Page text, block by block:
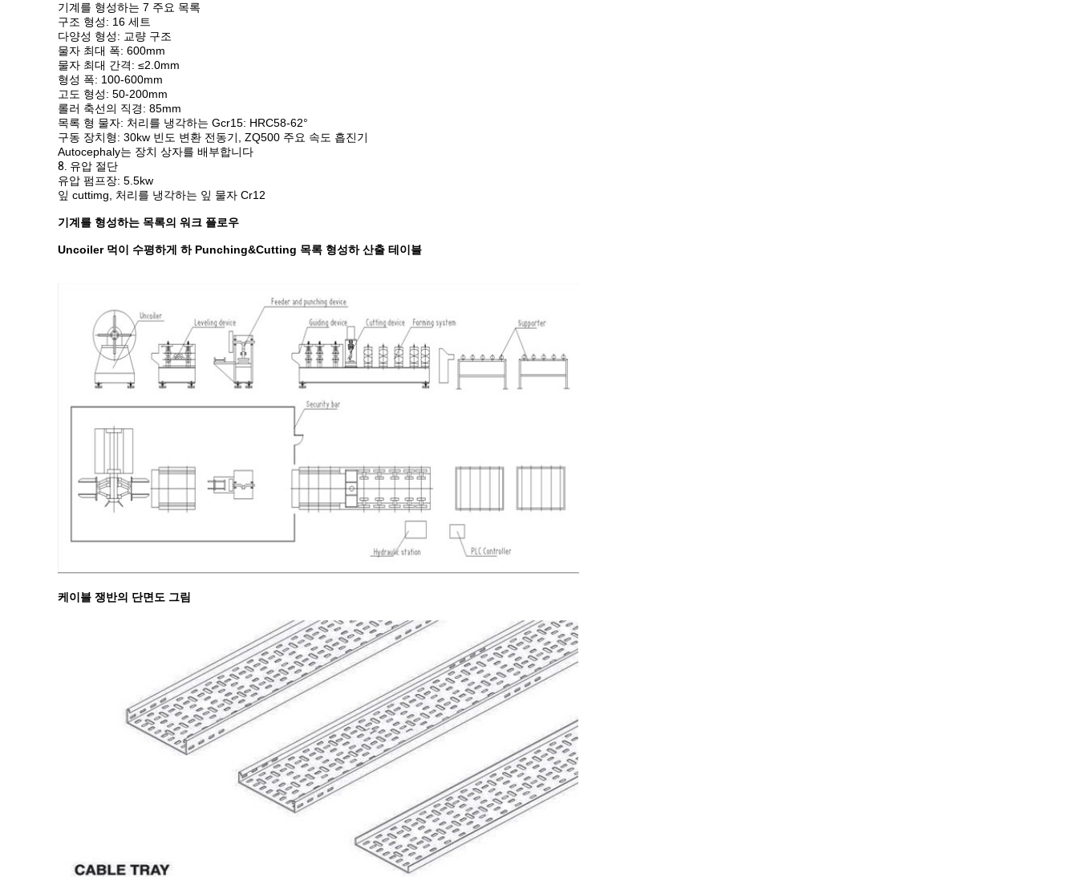
기계를 형성하는 7 주요 목록
구조 형성: 16 세트
다양성 형성: 교량 구조
물자 최대 폭: 600mm
물자 최대 간격: ≤2.0mm
형성 폭: 100-600mm
고도 형성: 50-200mm
롤러 축선의 직경: 85mm
목록 형 물자: 처리를 냉각하는 Gcr15: HRC58-62°
구동 장치형: 30kw 빈도 변환 전동기, ZQ500 주요 속도 흡진기
Autocephaly는 장치 상자를 배부합니다
8. 유압 절단
유압 펌프장: 5.5kw
잎 cuttimg, 처리를 냉각하는 잎 물자 Cr12
기계를 형성하는 목록의 워크 플로우
Uncoiler 먹이 수평하게 하 Punching&Cutting 목록 형성하 산출 테이블
케이블 쟁반의 단면도 그림